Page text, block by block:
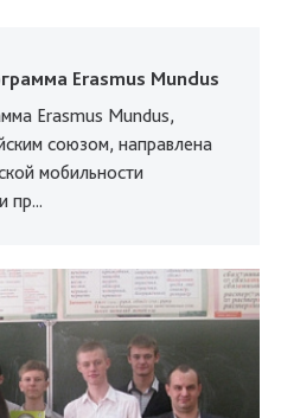
Erasmus Mundus
Erasmus Mundus,
союзом, направлена
мобильности
пр...